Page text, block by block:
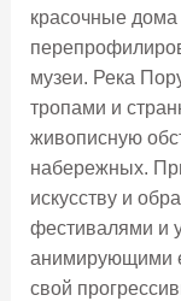
красочные дома
музеи. Река
тропами и
живописную
набережных.
искусству и
фестивалями и
анимирующими
свой